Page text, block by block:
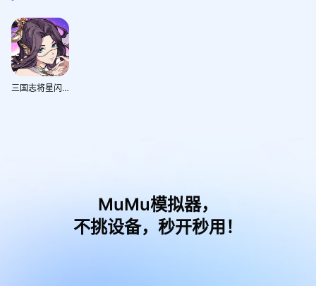
三国志将星闪耀
MuMu模拟器，
不挑设备，秒开秒用！